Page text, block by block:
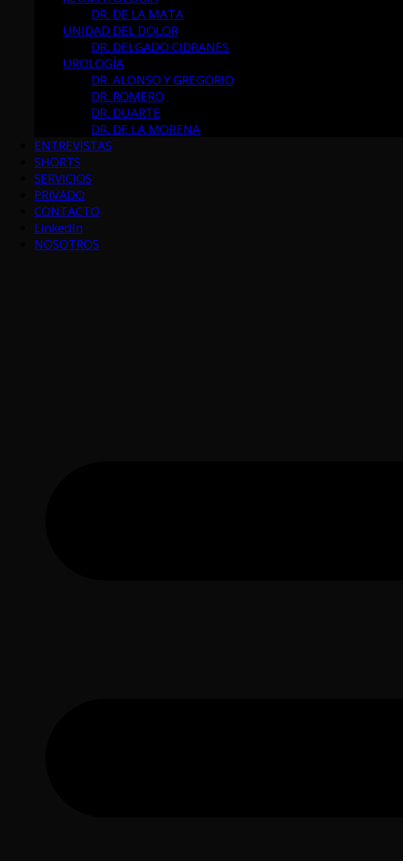
DR. DE LA MATA
UNIDAD DEL DOLOR
DR. DELGADO CIDRANES
UROLOGÍA
DR. ALONSO Y GREGORIO
DR. ROMERO
DR. DUARTE
DR. DE LA MORENA
ENTREVISTAS
SHORTS
SERVICIOS
PRIVADO
CONTACTO
LinkedIn
NOSOTROS